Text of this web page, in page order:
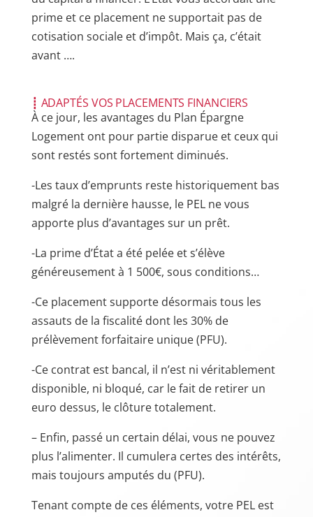
prime et ce placement ne supportait pas de
cotisation sociale et d’impôt. Mais ça, c’était
avant ….
┋ ADAPTÉS VOS PLACEMENTS FINANCIERS
À ce jour, les avantages du Plan Épargne
Logement ont pour partie disparue et ceux qui
sont restés sont fortement diminués.
-Les taux d’emprunts reste historiquement bas
malgré la dernière hausse, le PEL ne vous
apporte plus d’avantages sur un prêt.
-La prime d’État a été pelée et s’élève
généreusement à 1 500€, sous conditions…
-Ce placement supporte désormais tous les
assauts de la fiscalité dont les 30% de
prélèvement forfaitaire unique (PFU).
-Ce contrat est bancal, il n’est ni véritablement
disponible, ni bloqué, car le fait de retirer un
euro dessus, le clôture totalement.
– Enfin, passé un certain délai, vous ne pouvez
plus l’alimenter. Il cumulera certes des intérêts,
mais toujours amputés du (PFU).
Tenant compte de ces éléments, votre PEL est